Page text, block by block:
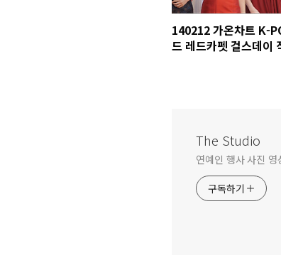
140212 가온차트 K-
드 레드카펫 걸스데이
The Studio
연예인 행사 사진
구독하기